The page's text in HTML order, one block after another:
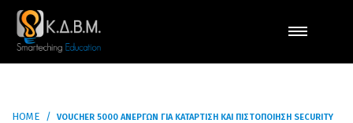
HOME VOUCHER 5000 ΑΝΈΡΓΩΝ ΓΙΑ ΚΑΤΆΡΤΙΣΗ ΚΑΙ ΠΙΣΤΟΠΟΊΗΣΗ SECURITY